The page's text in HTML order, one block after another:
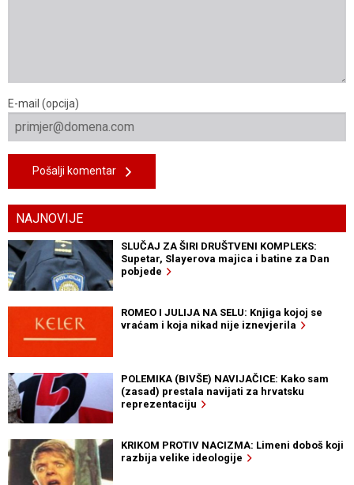
E-mail (opcija)
Pošalji komentar
NAJNOVIJE
SLUČAJ ZA ŠIRI DRUŠTVENI KOMPLEKS:
Supetar, Slayerova majica i batine za Dan
pobjede
ROMEO I JULIJA NA SELU: Knjiga kojoj se
vraćam i koja nikad nije iznevjerila
POLEMIKA (BIVŠE) NAVIJAČICE: Kako sam
(zasad) prestala navijati za hrvatsku
reprezentaciju
KRIKOM PROTIV NACIZMA: Limeni doboš koji
razbija velike ideologije